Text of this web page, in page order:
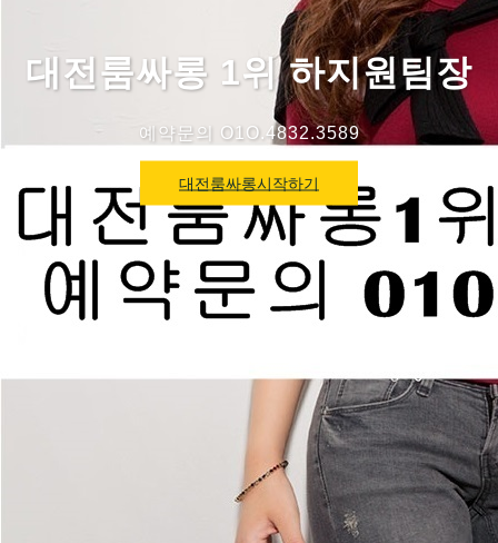
대전룸싸롱 1위 하지원팀장
예약문의 O1O.4832.3589
대전룸싸롱시작하기